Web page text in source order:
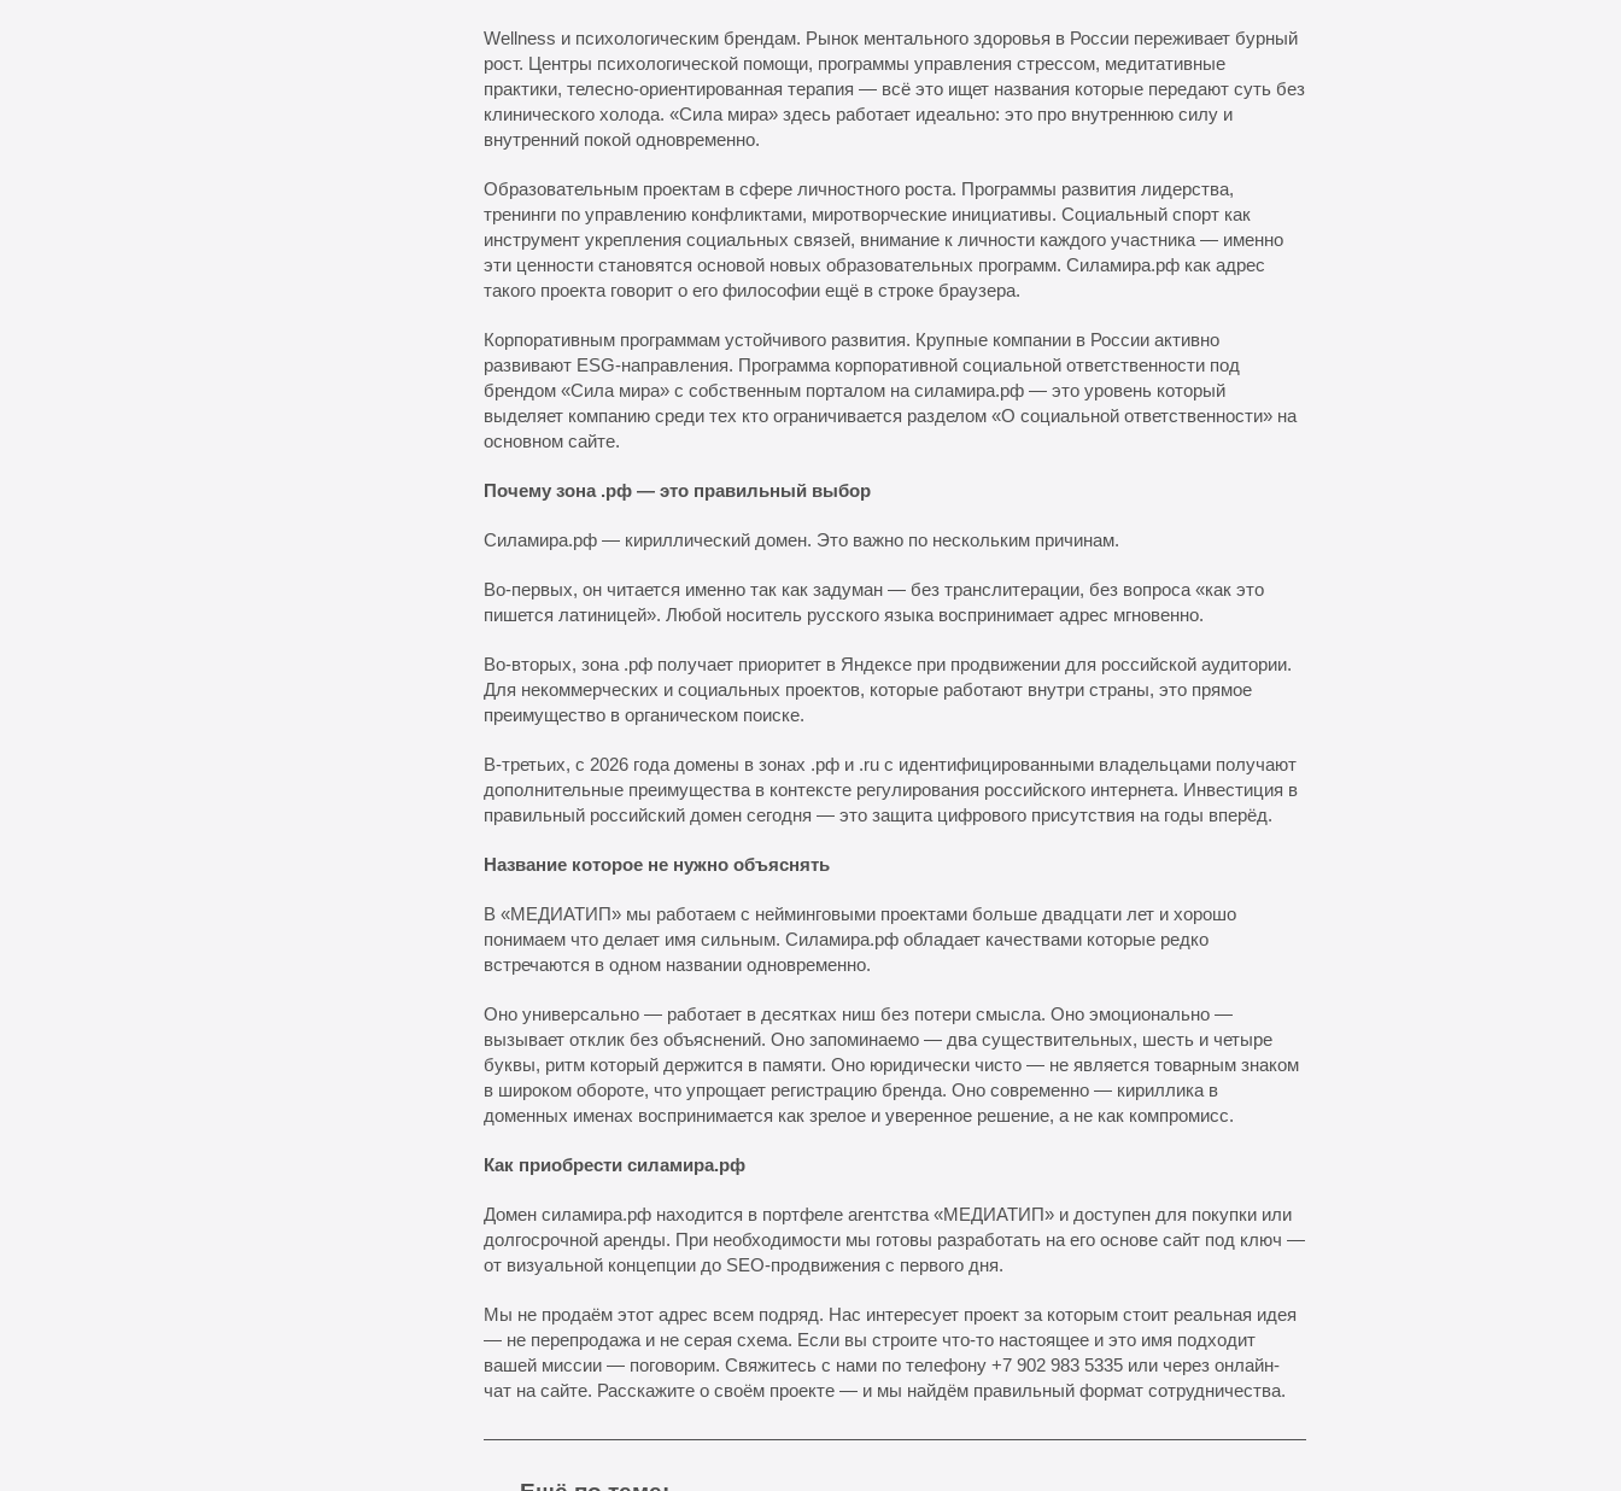
Wellness и психологическим брендам. Рынок ментального здоровья в России переживает бурный
рост. Центры психологической помощи, программы управления стрессом, медитативные
практики, телесно-ориентированная терапия — всё это ищет названия которые передают суть без
клинического холода. «Сила мира» здесь работает идеально: это про внутреннюю силу и
внутренний покой одновременно.
Образовательным проектам в сфере личностного роста. Программы развития лидерства,
тренинги по управлению конфликтами, миротворческие инициативы. Социальный спорт как
инструмент укрепления социальных связей, внимание к личности каждого участника — именно
эти ценности становятся основой новых образовательных программ. Силамира.рф как адрес
такого проекта говорит о его философии ещё в строке браузера.
Корпоративным программам устойчивого развития. Крупные компании в России активно
развивают ESG-направления. Программа корпоративной социальной ответственности под
брендом «Сила мира» с собственным порталом на силамира.рф — это уровень который
выделяет компанию среди тех кто ограничивается разделом «О социальной ответственности» на
основном сайте.
Почему зона .рф — это правильный выбор
Силамира.рф — кириллический домен. Это важно по нескольким причинам.
Во-первых, он читается именно так как задуман — без транслитерации, без вопроса «как это
пишется латиницей». Любой носитель русского языка воспринимает адрес мгновенно.
Во-вторых, зона .рф получает приоритет в Яндексе при продвижении для российской аудитории.
Для некоммерческих и социальных проектов, которые работают внутри страны, это прямое
преимущество в органическом поиске.
В-третьих, с 2026 года домены в зонах .рф и .ru с идентифицированными владельцами получают
дополнительные преимущества в контексте регулирования российского интернета. Инвестиция в
правильный российский домен сегодня — это защита цифрового присутствия на годы вперёд.
Название которое не нужно объяснять
В «МЕДИАТИП» мы работаем с нейминговыми проектами больше двадцати лет и хорошо
понимаем что делает имя сильным. Силамира.рф обладает качествами которые редко
встречаются в одном названии одновременно.
Оно универсально — работает в десятках ниш без потери смысла. Оно эмоционально —
вызывает отклик без объяснений. Оно запоминаемо — два существительных, шесть и четыре
буквы, ритм который держится в памяти. Оно юридически чисто — не является товарным знаком
в широком обороте, что упрощает регистрацию бренда. Оно современно — кириллика в
доменных именах воспринимается как зрелое и уверенное решение, а не как компромисс.
Как приобрести силамира.рф
Домен силамира.рф находится в портфеле агентства «МЕДИАТИП» и доступен для покупки или
долгосрочной аренды. При необходимости мы готовы разработать на его основе сайт под ключ —
от визуальной концепции до SEO-продвижения с первого дня.
Мы не продаём этот адрес всем подряд. Нас интересует проект за которым стоит реальная идея
— не перепродажа и не серая схема. Если вы строите что-то настоящее и это имя подходит
вашей миссии — поговорим. Свяжитесь с нами по телефону +7 902 983 5335 или через онлайн-
чат на сайте. Расскажите о своём проекте — и мы найдём правильный формат сотрудничества.